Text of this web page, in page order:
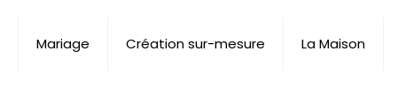
Mariage Création sur-mesure La Maison